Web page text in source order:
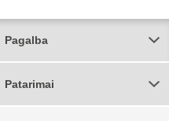
Pagalba
Patarimai